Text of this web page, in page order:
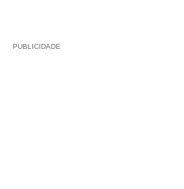
PUBLICIDADE